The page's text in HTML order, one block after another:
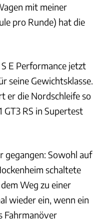
mit meiner
pro Runde) hat die
E Performance jetzt
seine Gewichtsklasse.
er die Nordschleife so
GT3 RS in Supertest
gegangen: Sowohl auf
schaltete
Weg zu einer
wieder ein, wenn ein
Fahrmanöver